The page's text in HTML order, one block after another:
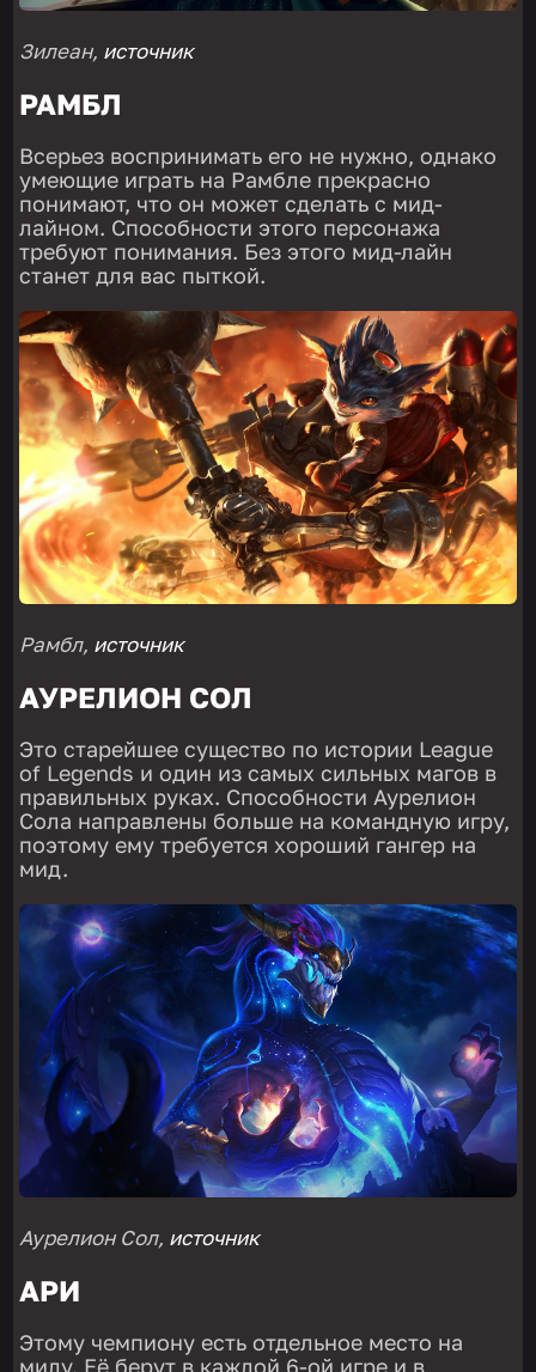
Зилеан, источник
РАМБЛ
Всерьез воспринимать его не нужно, однако
умеющие играть на Рамбле прекрасно
понимают, что он может сделать с мид-
лайном. Способности этого персонажа
требуют понимания. Без этого мид-лайн
станет для вас пыткой.
Рамбл, источник
АУРЕЛИОН СОЛ
Это старейшее существо по истории League
of Legends и один из самых сильных магов в
правильных руках. Способности Аурелион
Сола направлены больше на командную игру,
поэтому ему требуется хороший гангер на
мид.
Аурелион Сол, источник
АРИ
Этому чемпиону есть отдельное место на
миду. Её берут в каждой 6-ой игре и в